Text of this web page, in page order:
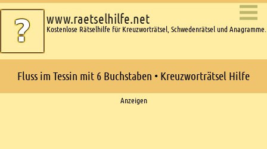
www.raetselhilfe.net
Kostenlose Rätselhilfe für Kreuzworträtsel, Schwedenrätsel und Anagramme.
Fluss im Tessin mit 6 Buchstaben • Kreuzworträtsel Hilfe
Anzeigen